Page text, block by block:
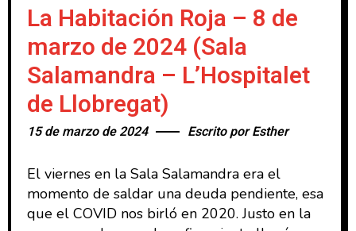
La Habitación Roja – 8 de
marzo de 2024 (Sala
Salamandra – L’Hospitalet
de Llobregat)
15 de marzo de 2024 Escrito porEsther
El viernes en la Sala Salamandra era el
momento de saldar una deuda pendiente, esa
que el COVID nos birló en 2020. Justo en la